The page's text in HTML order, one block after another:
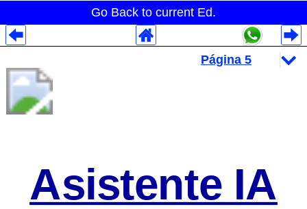
Go Back to current Ed.
Asistente IA
Despliegues Analytics
Despliegues Totales
Despliegues por Rubros